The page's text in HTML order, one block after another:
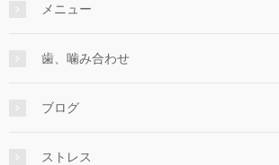
メニュー
歯、噛み合わせ
ブログ
ストレス